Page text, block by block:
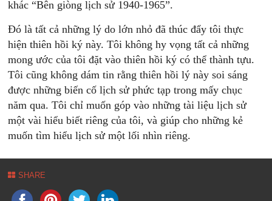
khác “Bên giòng lịch sử 1940-1965”.
Đó là tất cả những lý do lớn nhỏ đã thúc đẩy tôi thực
hiện thiên hồi ký này. Tôi không hy vọng tất cả những
mong ước của tôi đặt vào thiên hồi ký có thể thành tựu.
Tôi cũng không dám tin rằng thiên hồi lý này soi sáng
được những biến cố lịch sử phức tạp trong mấy chục
năm qua. Tôi chỉ muốn góp vào những tài liệu lịch sử
một vài hiểu biết riêng của tôi, và giúp cho những kẻ
muốn tìm hiểu lịch sử một lối nhìn riêng.
SHARE